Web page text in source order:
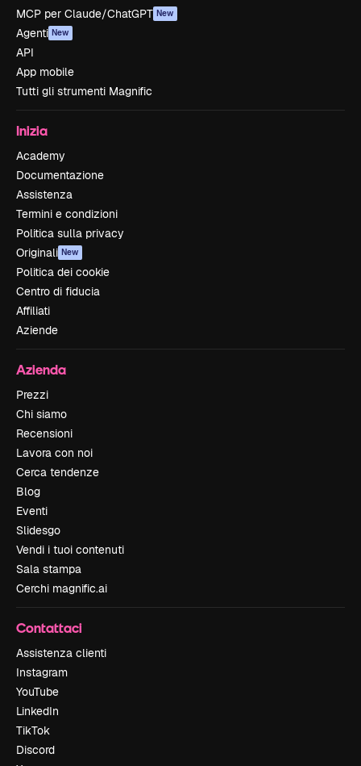
MCP per Claude/ChatGPT New
Agenti New
API
App mobile
Tutti gli strumenti Magnific
Inizia
Academy
Documentazione
Assistenza
Termini e condizioni
Politica sulla privacy
Originali New
Politica dei cookie
Centro di fiducia
Affiliati
Aziende
Azienda
Prezzi
Chi siamo
Recensioni
Lavora con noi
Cerca tendenze
Blog
Eventi
Slidesgo
Vendi i tuoi contenuti
Sala stampa
Cerchi magnific.ai
Contattaci
Assistenza clienti
Instagram
YouTube
LinkedIn
TikTok
Discord